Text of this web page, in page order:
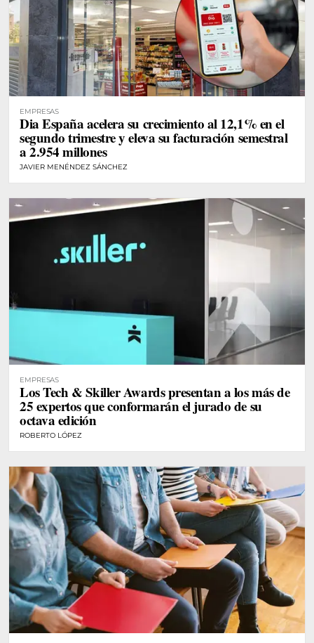
EMPRESAS
Dia España acelera su crecimiento al 12,1% en el
segundo trimestre y eleva su facturación semestral
a 2.954 millones
JAVIER MENÉNDEZ SÁNCHEZ
EMPRESAS
Los Tech & Skiller Awards presentan a los más de
25 expertos que conformarán el jurado de su
octava edición
ROBERTO LÓPEZ